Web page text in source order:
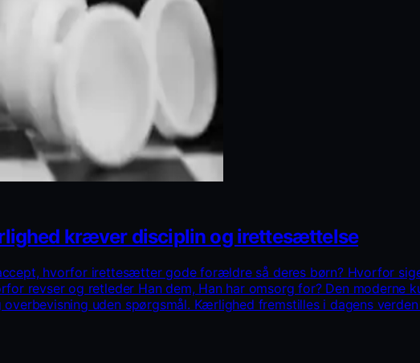
kræver disciplin og irettesættelse
hvorfor irettesætter gode forældre så deres børn? Hvorfor
revser og retleder Han dem, Han har omsorg for? Den moderne
uden spørgsmål. Kærlighed fremstilles i dagens